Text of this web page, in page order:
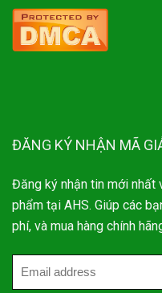
ĐĂNG KÝ NHẬN MÃ
Đăng ký nhận tin mới nhất
phẩm tại AHS. Giúp các
phí, và mua hàng chính